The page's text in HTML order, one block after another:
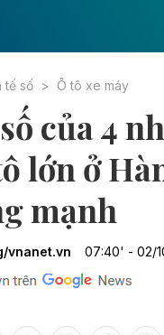
tế số Ô tô xe máy
của 4
lớn ở
mạnh
vnanet.vn 07:40' - 02/